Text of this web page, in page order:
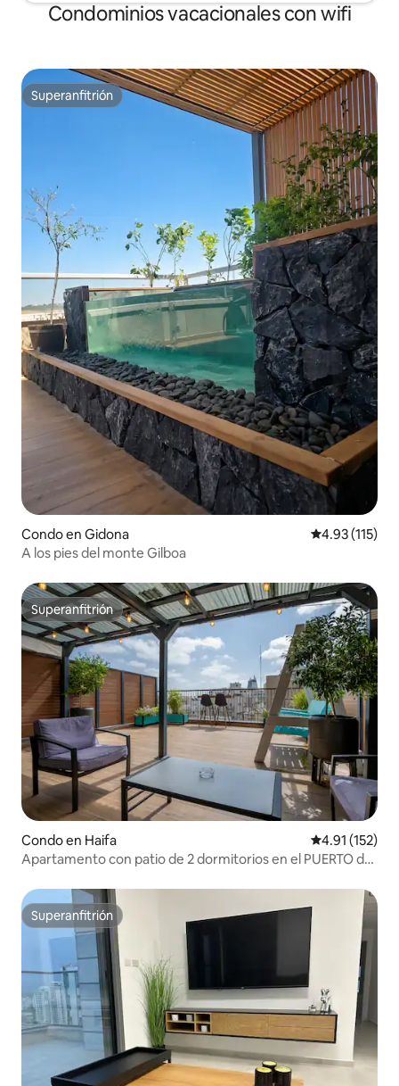
Condominios vacacionales con wifi
Superanfitrión
Superanfitrión
Condo en Gidona Calificación
4.93 (115)
A los pies del monte Gilboa
Superanfitrión
Superanfitrión
Condo en Haifa Calificación
4.91 (152)
Apartamento con patio de 2 dormitorios en el PUERTO de
Superanfitrión
Superanfitrión